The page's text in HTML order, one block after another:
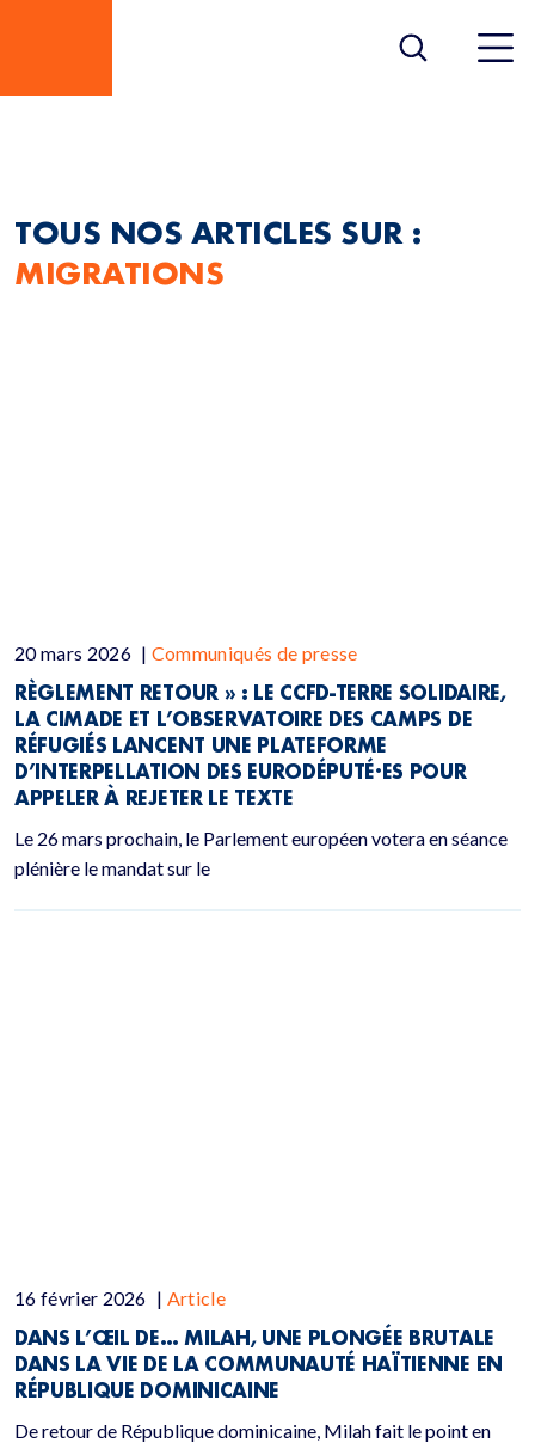
TOUS NOS ARTICLES SUR :
MIGRATIONS
20 mars 2026 | Communiqués de presse
RÈGLEMENT RETOUR » : LE CCFD-TERRE SOLIDAIRE,
LA CIMADE ET L’OBSERVATOIRE DES CAMPS DE
RÉFUGIÉS LANCENT UNE PLATEFORME
D’INTERPELLATION DES EURODÉPUTÉ·ES POUR
APPELER À REJETER LE TEXTE
Le 26 mars prochain, le Parlement européen votera en séance
plénière le mandat sur le
16 février 2026 | Article
DANS L’ŒIL DE… MILAH, UNE PLONGÉE BRUTALE
DANS LA VIE DE LA COMMUNAUTÉ HAÏTIENNE EN
RÉPUBLIQUE DOMINICAINE
De retour de République dominicaine, Milah fait le point en